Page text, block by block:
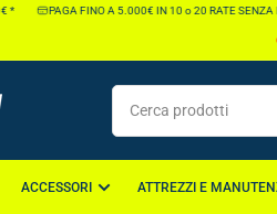
PAGA FINO A 5.000€ IN 10 o 20 RATE SENZA
Cerca
prodotti
ACCESSORI ATTREZZI E